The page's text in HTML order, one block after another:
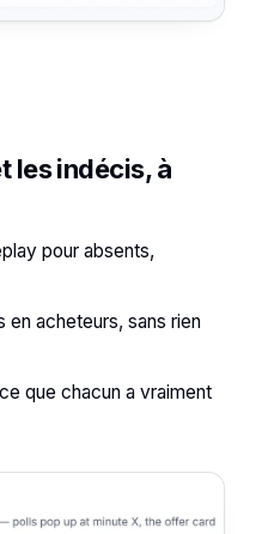
les indécis, à
pour absents,
en acheteurs, sans rien
que chacun a vraiment